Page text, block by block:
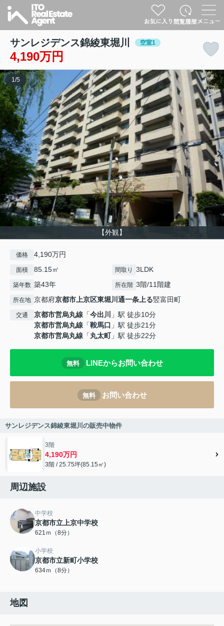
サンレジデンス錦綾東堀川 空室1
4,190万円
【外観】
1 /5
価格 4,190万円
面積 85.15㎡ 間取り 3LDK
築年数 築43年 所在階 3階/11階建
所在地 京都府京都市上京区東堀川通一条上る竪富田町
交通 京都市営烏丸線 「今出川
」駅 徒歩10分
京都市営烏丸線 「鞍馬口 」駅 徒歩21分
京都市営烏丸線 「丸太町」駅 徒歩22分
無料 LINEからお問い合わせ
無料 お問い合わせ
サンレジデンス錦綾東堀川の販売中物件
3階
4,190万円
3階 / 25.75坪(85.15㎡)
周辺施設
中学校
京都市立上京中学校
621ｍ（8分）
小学校
京都市立新町小学校
634ｍ（8分）
地図